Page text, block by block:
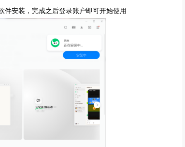
件安装，完成之后登录账户即可开始使用